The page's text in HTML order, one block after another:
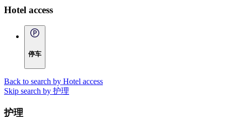
Hotel access
停车
Back to search by Hotel access
Skip search by 护理
护理